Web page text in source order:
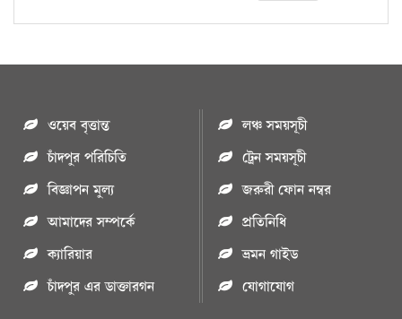
ওয়েব বৃত্তান্ত
চাঁদপুর পরিচিতি
বিজ্ঞাপন মুল্য
আমাদের সম্পর্কে
ক্যারিয়ার
চাঁদপুর এর ডাক্তারগন
লঞ্চ সময়সূচী
ট্রেন সময়সূচী
জরুরী ফোন নম্বর
প্রতিনিধি
ভ্রমন গাইড
যোগাযোগ